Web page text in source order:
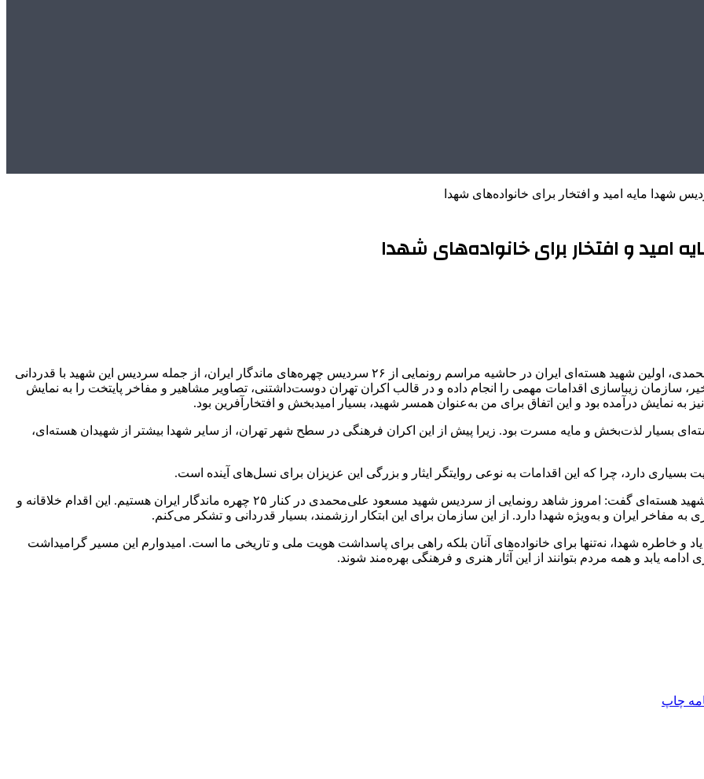
مایه امید و افتخار برای خانواده‌های شهدا
و افتخار برای خانواده‌های شهدا
به گزارش خبرگزاری مهر، منصوره کرمی همسر شهید مسعود علی‌محمدی، اولین شهید هسته‌ای ایران در حاشیه مراسم رونمایی از ۲۶ سردیس چهره‌های ماندگار ایران، از جمله سردیس این شهید با قدردانی
سازمان زیباسازی اقدامات مهمی را انجام داده و در قالب اکران تهران دوست‌داشتنی، تصاویر مشاهیر و مفاخر پایتخت را به نمایش
نمایش درآمده بود و این اتفاق برای من به‌عنوان همسر شهید، بسیار امیدبخش و افتخارآفرین بود.
بسیار لذت‌بخش و مایه مسرت بود. زیرا پیش از این اکران فرهنگی در سطح شهر تهران، از سایر شهدا بیشتر از شهیدان هسته‌ای،
بسیاری دارد، چرا که این اقدامات به نوعی روایتگر ایثار و بزرگی این عزیزان برای نسل‌های آینده است.
همسر اولین شهید هسته‌ای ایران با اشاره به رونمایی از سردیس این شهید هسته‌ای گفت: امروز شاهد رونمایی از سردیس شهید مسعود علی‌محمدی در کنار ۲۵ چهره ماندگار ایران هستیم. این اقدام خلاقانه و
مفاخر ایران و به‌ویژه شهدا دارد. از این سازمان برای این ابتکار ارزشمند، بسیار قدردانی و تشکر می‌کنم.
و خاطره شهدا، نه‌تنها برای خانواده‌های آنان بلکه راهی برای پاسداشت هویت ملی و تاریخی ما است. امیدوارم این مسیر گرامیداشت
یابد و همه مردم بتوانند از این آثار هنری و فرهنگی بهره‌مند شوند.
چاپ